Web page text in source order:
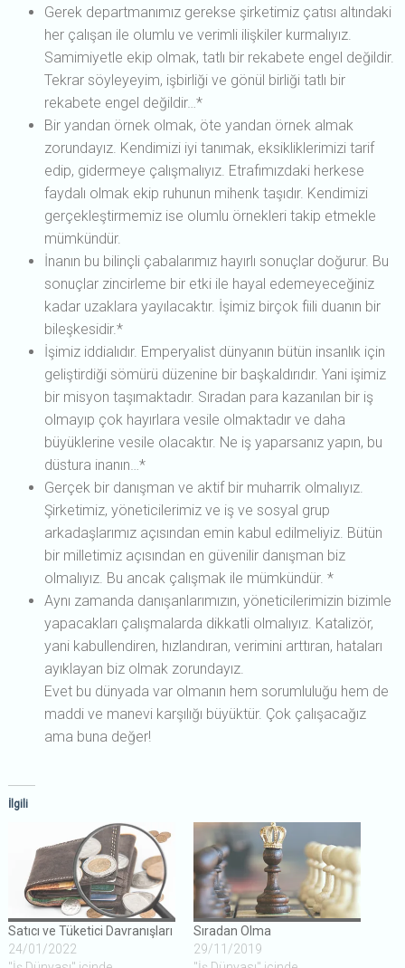
Gerek departmanımız gerekse şirketimiz çatısı altındaki
her çalışan ile olumlu ve verimli ilişkiler kurmalıyız.
Samimiyetle ekip olmak, tatlı bir rekabete engel değildir.
Tekrar söyleyeyim, işbirliği ve gönül birliği tatlı bir
rekabete engel değildir…*
Bir yandan örnek olmak, öte yandan örnek almak
zorundayız. Kendimizi iyi tanımak, eksikliklerimizi tarif
edip, gidermeye çalışmalıyız. Etrafımızdaki herkese
faydalı olmak ekip ruhunun mihenk taşıdır. Kendimizi
gerçekleştirmemiz ise olumlu örnekleri takip etmekle
mümkündür.
İnanın bu bilinçli çabalarımız hayırlı sonuçlar doğurur. Bu
sonuçlar zincirleme bir etki ile hayal edemeyeceğiniz
kadar uzaklara yayılacaktır. İşimiz birçok fiili duanın bir
bileşkesidir.*
İşimiz iddialıdır. Emperyalist dünyanın bütün insanlık için
geliştirdiği sömürü düzenine bir başkaldırıdır. Yani işimiz
bir misyon taşımaktadır. Sıradan para kazanılan bir iş
olmayıp çok hayırlara vesile olmaktadır ve daha
büyüklerine vesile olacaktır. Ne iş yaparsanız yapın, bu
düstura inanın…*
Gerçek bir danışman ve aktif bir muharrik olmalıyız.
Şirketimiz, yöneticilerimiz ve iş ve sosyal grup
arkadaşlarımız açısından emin kabul edilmeliyiz. Bütün
bir milletimiz açısından en güvenilir danışman biz
olmalıyız. Bu ancak çalışmak ile mümkündür. *
Aynı zamanda danışanlarımızın, yöneticilerimizin bizimle
yapacakları çalışmalarda dikkatli olmalıyız. Katalizör,
yani kabullendiren, hızlandıran, verimini arttıran, hataları
ayıklayan biz olmak zorundayız.
Evet bu dünyada var olmanın hem sorumluluğu hem de
maddi ve manevi karşılığı büyüktür. Çok çalışacağız
ama buna değer!
İlgili
Satıcı ve Tüketici Davranışları
24/01/2022
Sıradan Olma
29/11/2019